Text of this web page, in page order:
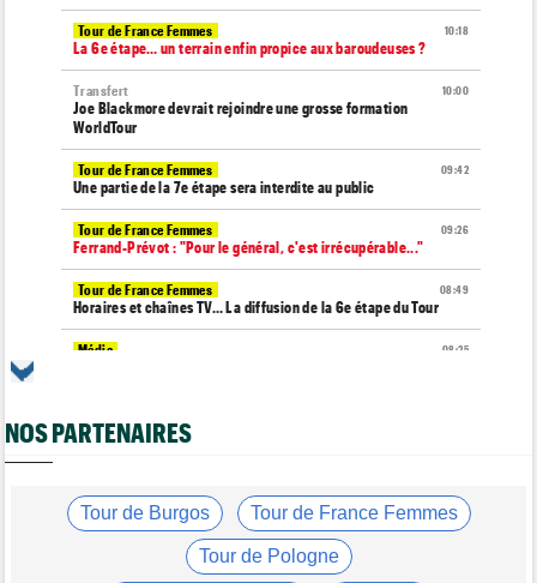
10:18
Tour de France Femmes
La 6e étape… un terrain enfin propice aux baroudeuses ?
10:00
Transfert
Joe Blackmore devrait rejoindre une grosse formation
WorldTour
09:42
Tour de France Femmes
Une partie de la 7e étape sera interdite au public
09:26
Tour de France Femmes
Ferrand-Prévot : "Pour le général, c'est irrécupérable..."
08:49
Tour de France Femmes
Horaires et chaînes TV… La diffusion de la 6e étape du Tour
08:25
Média
A quelle heure et sur quelle chaîne suivre la 3e étape à la TV ?
semaine
Quels sont les prochains défis de Tadej Pogacar ?
NOS PARTENAIRES
Tour de Burgos Tour de France Femmes
Tour de Pologne